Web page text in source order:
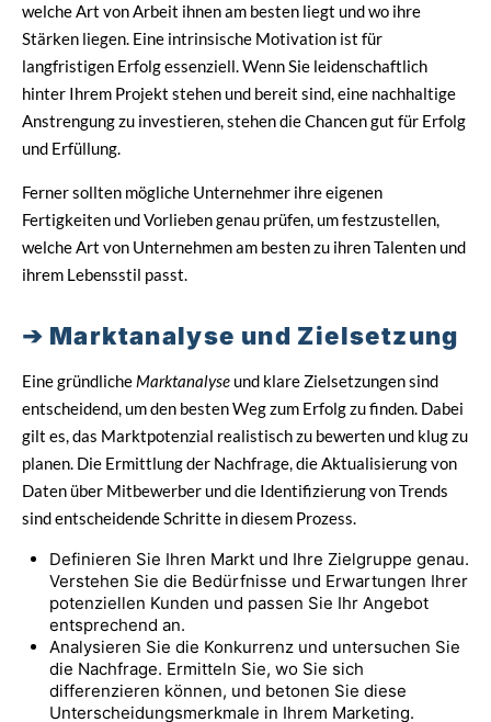
welche Art von Arbeit ihnen am besten liegt und wo ihre
Stärken liegen. Eine intrinsische Motivation ist für
langfristigen Erfolg essenziell. Wenn Sie leidenschaftlich
hinter Ihrem Projekt stehen und bereit sind, eine nachhaltige
Anstrengung zu investieren, stehen die Chancen gut für Erfolg
und Erfüllung.
Ferner sollten mögliche Unternehmer ihre eigenen
Fertigkeiten und Vorlieben genau prüfen, um festzustellen,
welche Art von Unternehmen am besten zu ihren Talenten und
ihrem Lebensstil passt.
Marktanalyse und Zielsetzung
Eine gründliche Marktanalyse und klare Zielsetzungen sind
entscheidend, um den besten Weg zum Erfolg zu finden. Dabei
gilt es, das Marktpotenzial realistisch zu bewerten und klug zu
planen. Die Ermittlung der Nachfrage, die Aktualisierung von
Daten über Mitbewerber und die Identifizierung von Trends
sind entscheidende Schritte in diesem Prozess.
Definieren Sie Ihren Markt und Ihre Zielgruppe genau.
Verstehen Sie die Bedürfnisse und Erwartungen Ihrer
potenziellen Kunden und passen Sie Ihr Angebot
entsprechend an.
Analysieren Sie die Konkurrenz und untersuchen Sie
die Nachfrage. Ermitteln Sie, wo Sie sich
differenzieren können, und betonen Sie diese
Unterscheidungsmerkmale in Ihrem Marketing.